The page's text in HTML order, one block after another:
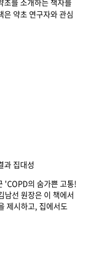
초를 소개하는 책자를
은 약초 연구자와 관심
과 집대성
'COPD의 숨가쁜 고통!
남선 원장은 이 책에서
제시하고, 집에서도